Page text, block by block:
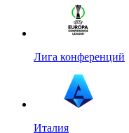
Лига конференций
Италия